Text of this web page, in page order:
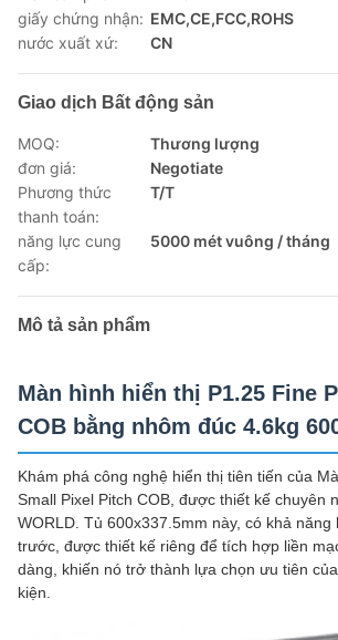
giấy chứng nhận: EMC,CE,FCC,ROHS
nước xuất xứ:
CN
Giao dịch Bất động sản
MOQ:
Thương lượng
đơn giá:
Negotiate
Phương thức
thanh toán:
T/T
năng lực cung
cấp:
5000 mét vuông / tháng
Mô tả sản phẩm
Màn hình hiển thị P1.25 Fine
COB bằng nhôm đúc 4.6kg
Khám phá công nghệ hiển thị tiên tiến của
Small Pixel Pitch COB, được thiết kế chuyên
WORLD. Tủ 600x337.5mm này, có khả
trước, được thiết kế riêng để tích hợp liền
dàng, khiến nó trở thành lựa chọn ưu tiên
kiện.